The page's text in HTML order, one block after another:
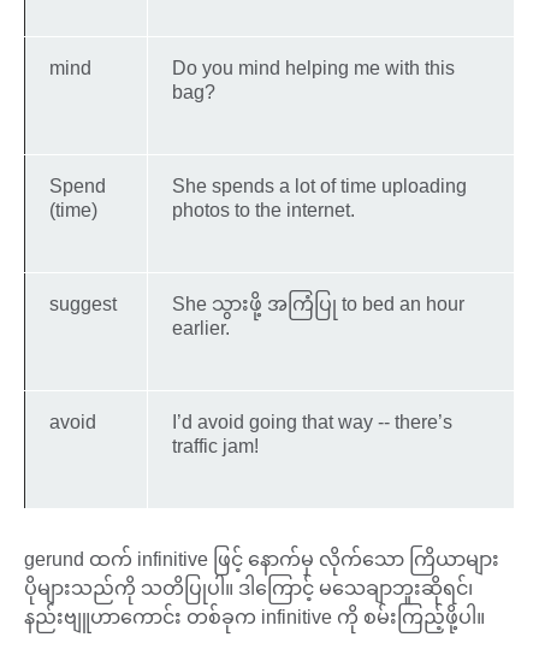
mind
Do you mind helping me with this
bag?
Spend
(time)
She spends a lot of time uploading
photos to the internet.
suggest
She သွားဖို့ အကြံပြု to bed an hour
earlier.
avoid
I’d avoid going that way -- there’s
traffic jam!
gerund ထက် infinitive ဖြင့် နောက်မှ လိုက်သော ကြိယာများ
ပိုများသည်ကို သတိပြုပါ။ ဒါကြောင့် မသေချာဘူးဆိုရင်၊
နည်းဗျူဟာကောင်း တစ်ခုက infinitive ကို စမ်းကြည့်ဖို့ပါ။